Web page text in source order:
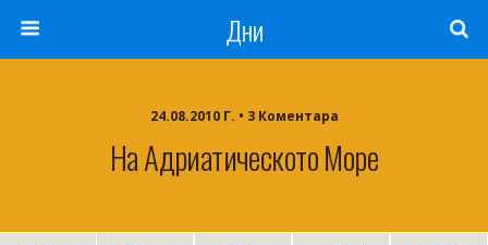
Дни
24.08.2010 Г. • 3 Коментара
На Адриатическото Море